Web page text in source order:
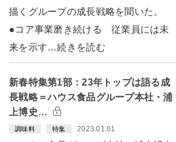
描くグループの成長戦略を聞いた。
●コア事業磨き続ける 従業員には未
来を示す…続きを読む
新春特集第1部：23年トップは語る成
長戦略＝ハウス食品グループ本社・浦
上博史…
調味料 特集 2023.01.01